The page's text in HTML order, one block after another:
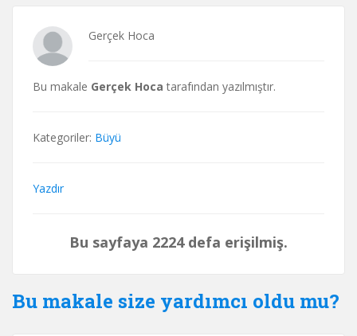
Gerçek Hoca
Bu makale Gerçek Hoca tarafından yazılmıştır.
Kategoriler: Büyü
Yazdır
Bu sayfaya 2224 defa erişilmiş.
Bu makale size yardımcı oldu mu?